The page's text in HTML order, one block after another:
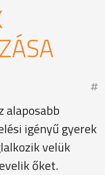
alaposabb
igényű gyerek
velük
őket.